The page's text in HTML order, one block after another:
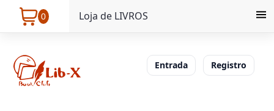
0 Loja de LIVROS
Entrada Registro